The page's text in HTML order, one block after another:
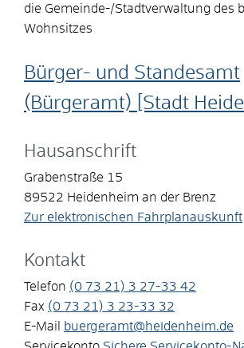
die Gemeinde-/Stadtverwaltung des
Wohnsitzes
Bürger- und Standesamt
(Bürgeramt) [Stadt
Hausanschrift
Grabenstraße 15
89522 Heidenheim an der Brenz
Zur elektronischen Fahrplanauskunft
Kontakt
Telefon (0 73 21) 3 27-33 42
Fax (0 73 21) 3 23-33 32
E-Mail
buergeramt@heidenheim.de